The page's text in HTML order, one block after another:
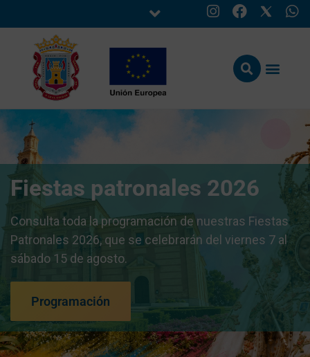
Fiestas patronales 2026
Consulta toda la programación de nuestras Fiestas
Patronales 2026, que se celebrarán del viernes 7 al
sábado 15 de agosto.
Programación